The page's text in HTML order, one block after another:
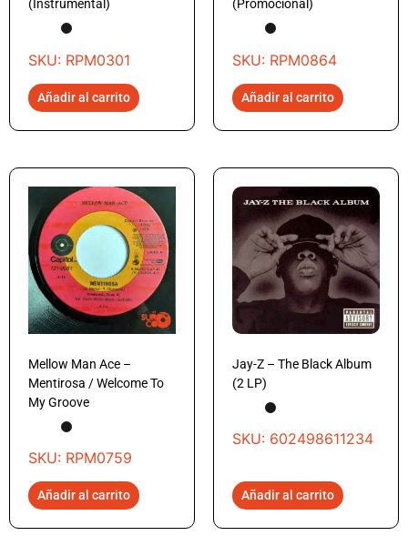
(Instrumental)
SKU: RPM0301
Añadir al carrito
(Promocional)
SKU: RPM0864
Añadir al carrito
Mellow Man Ace –
Mentirosa / Welcome To
My Groove
SKU: RPM0759
Añadir al carrito
Jay-Z – The Black Album
(2 LP)
SKU: 602498611234
Añadir al carrito